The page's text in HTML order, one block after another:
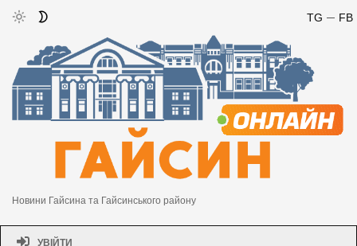
FB
TG
Новини Гайсина та Гайсинського району
УВІЙТИ